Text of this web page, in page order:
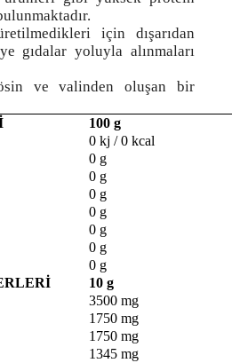
için dışarıdan
gıdalar yoluyla alınmaları
ve valinden oluşan bir
100 g
0 kj / 0 kcal
0 g
0 g
0 g
0 g
0 g
0 g
0 g
10 g
3500 mg
1750 mg
1750 mg
1345 mg